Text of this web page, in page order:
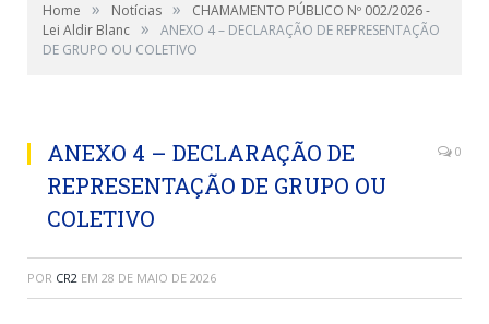
Home » Notícias »
CHAMAMENTO PÚBLICO Nº 002/2026 -
Lei Aldir Blanc »
ANEXO 4 – DECLARAÇÃO DE REPRESENTAÇÃO
DE GRUPO OU COLETIVO
ANEXO 4 – DECLARAÇÃO DE
REPRESENTAÇÃO DE GRUPO OU
COLETIVO
0
POR CR2 EM 28 DE MAIO DE 2026